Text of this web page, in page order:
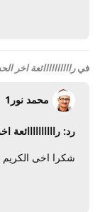
فيراااااااااائعة اخر
محمد نور1
رد: راااااااااائعة
شكرا اخى